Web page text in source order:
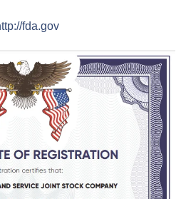
fda.gov